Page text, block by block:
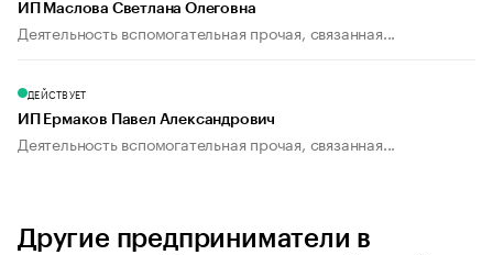
ИП Маслова Светлана Олеговна
Деятельность вспомогательная прочая, связанная...
ДЕЙСТВУЕТ
ИП Ермаков Павел Александрович
Деятельность вспомогательная прочая, связанная...
Другие предприниматели в